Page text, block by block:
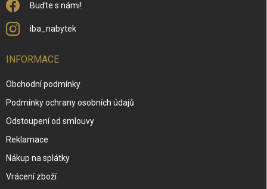
Buďte s námi!
iba_nabytek
INFORMACE
Obchodní podmínky
Podmínky ochrany osobních údajů
Odstoupení od smlouvy
Reklamace
Nákup na splátky
Vrácení zboží